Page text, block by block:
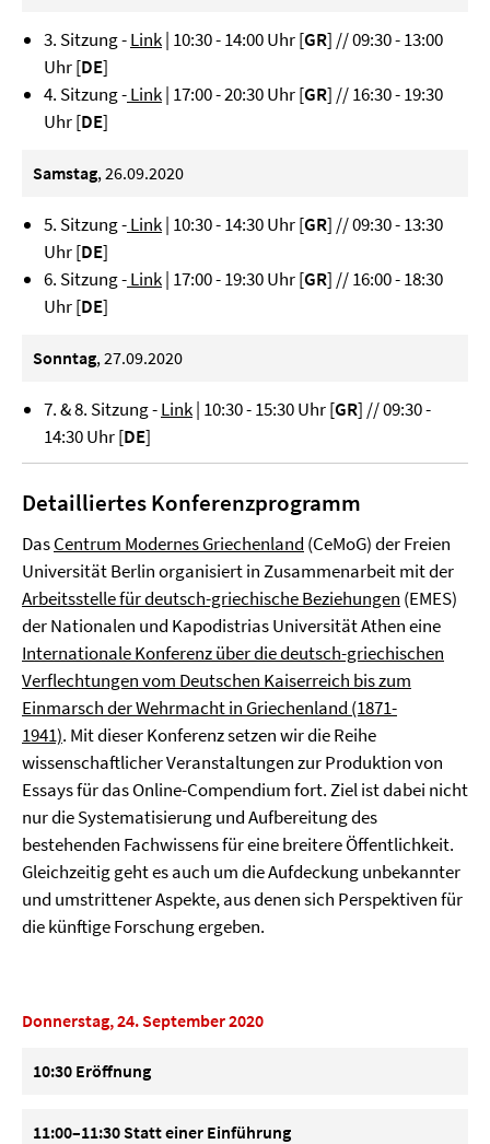
3. Sitzung -Link| 10:30 - 14:00 Uhr [GR] // 09:30 - 13:00
Uhr [DE]
4. Sitzung -Link| 17:00 - 20:30 Uhr [GR] // 16:30 - 19:30
Uhr [DE]
Samstag, 26.09.2020
5. Sitzung -Link| 10:30 - 14:30 Uhr [GR] // 09:30 - 13:30
Uhr [DE]
6. Sitzung -Link| 17:00 - 19:30 Uhr [GR] // 16:00 - 18:30
Uhr [DE]
Sonntag, 27.09.2020
7. & 8. Sitzung -Link| 10:30 - 15:30 Uhr [GR] // 09:30 -
14:30 Uhr [DE]
Detailliertes Konferenzprogramm
DasCentrum Modernes Griechenland (CeMoG) der Freien
Universität Berlin organisiert in Zusammenarbeit mit der
Arbeitsstelle für deutsch-griechische Beziehungen (EMES)
der Nationalen und Kapodistrias Universität Athen eine
Internationale Konferenz über die deutsch-griechischen
Verflechtungen vom Deutschen Kaiserreich bis zum
Einmarsch der Wehrmacht in Griechenland (1871-
1941). Mit dieser Konferenz setzen wir die Reihe
wissenschaftlicher Veranstaltungen zur Produktion von
Essays für das Online-Compendium fort. Ziel ist dabei nicht
nur die Systematisierung und Aufbereitung des
bestehenden Fachwissens für eine breitere Öffentlichkeit.
Gleichzeitig geht es auch um die Aufdeckung unbekannter
und umstrittener Aspekte, aus denen sich Perspektiven für
die künftige Forschung ergeben.
Donnerstag, 24. September 2020
10:30 Eröffnung
11:00–11:30 Statt einer Einführung